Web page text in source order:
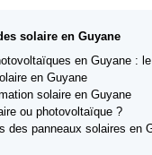
solaire en Guyane
en Guyane :
en Guyane
solaire en Guyane
ou photovoltaïque ?
des panneaux solaires en